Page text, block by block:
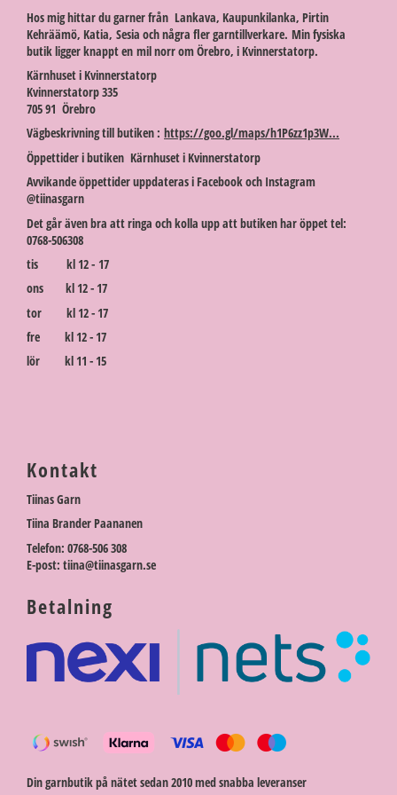
Hos mig hittar du garner från Lankava, Kaupunkilanka, Pirtin
Kehräämö, Katia, Sesia och några fler garntillverkare. Min fysiska
butik ligger knappt en mil norr om Örebro, i Kvinnerstatorp.
Kärnhuset i Kvinnerstatorp
Kvinnerstatorp 335
705 91 Örebro
Vägbeskrivning till butiken : https://goo.gl/maps/h1P6zz1p3W...
Öppettider i butiken Kärnhuset i Kvinnerstatorp
Avvikande öppettider uppdateras i Facebook och Instagram
@tiinasgarn
Det går även bra att ringa och kolla upp att butiken har öppet tel:
0768-506308
tis kl 12 - 17
ons kl 12 - 17
tor kl 12 - 17
fre kl 12 - 17
lör kl 11 - 15
Kontakt
Tiinas Garn
Tiina Brander Paananen
Telefon: 0768-506 308
E-post: tiina@tiinasgarn.se
Betalning
Din garnbutik på nätet sedan 2010 med snabba leveranser